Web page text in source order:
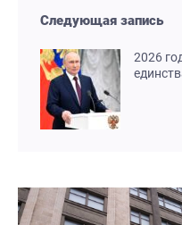
Следующая запись
2026